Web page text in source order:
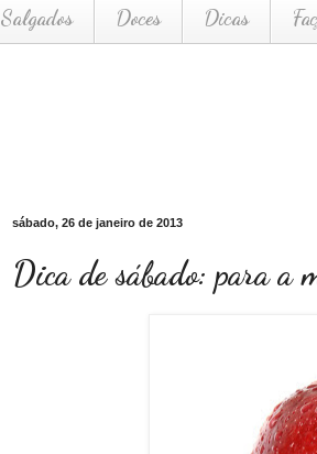
Salgados Doces Dicas
sábado, 26 de janeiro de 2013
Dica de sábado: para a